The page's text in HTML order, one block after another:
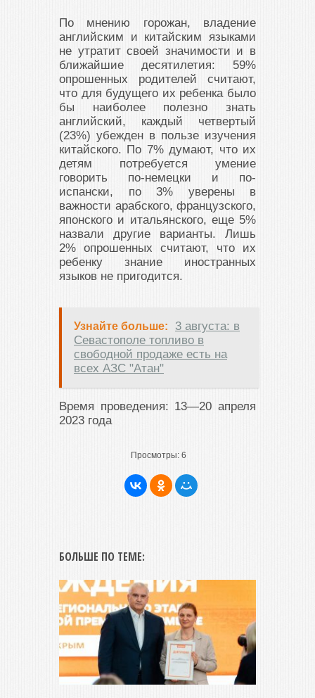
По мнению горожан, владение
английским и китайским языками
не утратит своей значимости и в
ближайшие десятилетия: 59%
опрошенных родителей считают,
что для будущего их ребенка было
бы наиболее полезно знать
английский, каждый четвертый
(23%) убежден в пользе изучения
китайского. По 7% думают, что их
детям потребуется умение
говорить по-немецки и по-
испански, по 3% уверены в
важности арабского, французского,
японского и итальянского, еще 5%
назвали другие варианты. Лишь
2% опрошенных считают, что их
ребенку знание иностранных
языков не пригодится.
Узнайте больше:
3 августа: в
Севастополе топливо в
свободной продаже есть на
всех АЗС "Атан"
Время проведения: 13—20 апреля
2023 года
Просмотры: 6
БОЛЬШЕ ПО ТЕМЕ: